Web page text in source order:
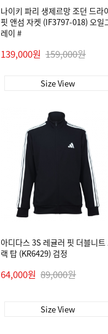
나이키 파리 생제르망 조던 드라
핏 앤섬 자켓 (IF3797-018) 오일
레이 #
139,000원 159,000원
Size View
아디다스 3S 레귤러 핏 더블니트
랙 탑 (KR6429) 검정
64,000원 89,000원
Size View